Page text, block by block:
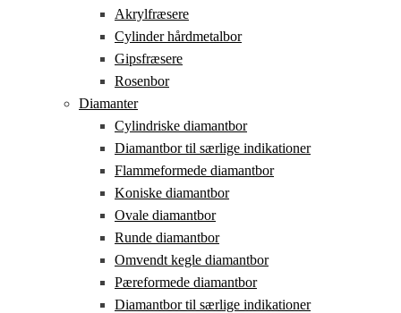
Akrylfræsere
Cylinder hårdmetalbor
Gipsfræsere
Rosenbor
Diamanter
Cylindriske diamantbor
Diamantbor til særlige indikationer
Flammeformede diamantbor
Koniske diamantbor
Ovale diamantbor
Runde diamantbor
Omvendt kegle diamantbor
Pæreformede diamantbor
Diamantbor til særlige indikationer